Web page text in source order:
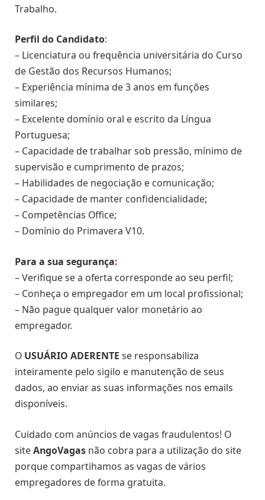
Trabalho.
Perfil do Candidato:
– Licenciatura ou frequência universitária do Curso
de Gestão dos Recursos Humanos;
– Experiência mínima de 3 anos em funções
similares;
– Excelente domínio oral e escrito da Língua
Portuguesa;
– Capacidade de trabalhar sob pressão, mínimo de
supervisão e cumprimento de prazos;
– Habilidades de negociação e comunicação;
– Capacidade de manter confidencialidade;
– Competências Office;
– Domínio do Primavera V10.
Para a sua segurança:
– Verifique se a oferta corresponde ao seu perfil;
– Conheça o empregador em um local profissional;
– Não pague qualquer valor monetário ao
empregador.
O USUÁRIO ADERENTE se responsabiliza
inteiramente pelo sigilo e manutenção de seus
dados, ao enviar as suas informações nos emails
disponíveis.
Cuidado com anúncios de vagas fraudulentos! O
siteAngoVagas não cobra para a utilização do site
porque compartihamos as vagas de vários
empregadores de forma gratuita.